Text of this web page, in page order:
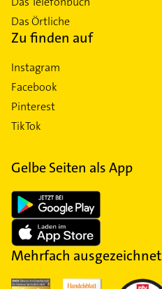
Das Örtliche
Zu finden auf
Instagram
Facebook
Pinterest
TikTok
Gelbe Seiten als App
Mehrfach ausgezeichnet